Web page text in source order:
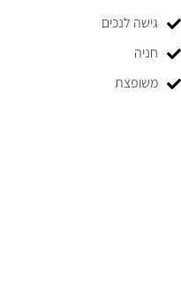
גישה לנכים
חניה
משופצת